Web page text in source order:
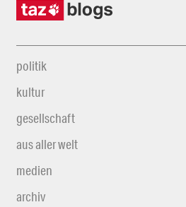
politik
kultur
gesellschaft
aus aller welt
medien
archiv